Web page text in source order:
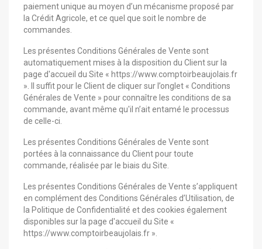
paiement unique au moyen d’un mécanisme proposé par
la Crédit Agricole, et ce quel que soit le nombre de
commandes.
Les présentes Conditions Générales de Vente sont
automatiquement mises à la disposition du Client sur la
page d'accueil du Site « https://www.comptoirbeaujolais.fr
». Il suffit pour le Client de cliquer sur l’onglet « Conditions
Générales de Vente » pour connaître les conditions de sa
commande, avant même qu'il n’ait entamé le processus
de celle-ci.
Les présentes Conditions Générales de Vente sont
portées à la connaissance du Client pour toute
commande, réalisée par le biais du Site.
Les présentes Conditions Générales de Vente s’appliquent
en complément des Conditions Générales d’Utilisation, de
la Politique de Confidentialité et des cookies également
disponibles sur la page d'accueil du Site «
https://www.comptoirbeaujolais.fr ».